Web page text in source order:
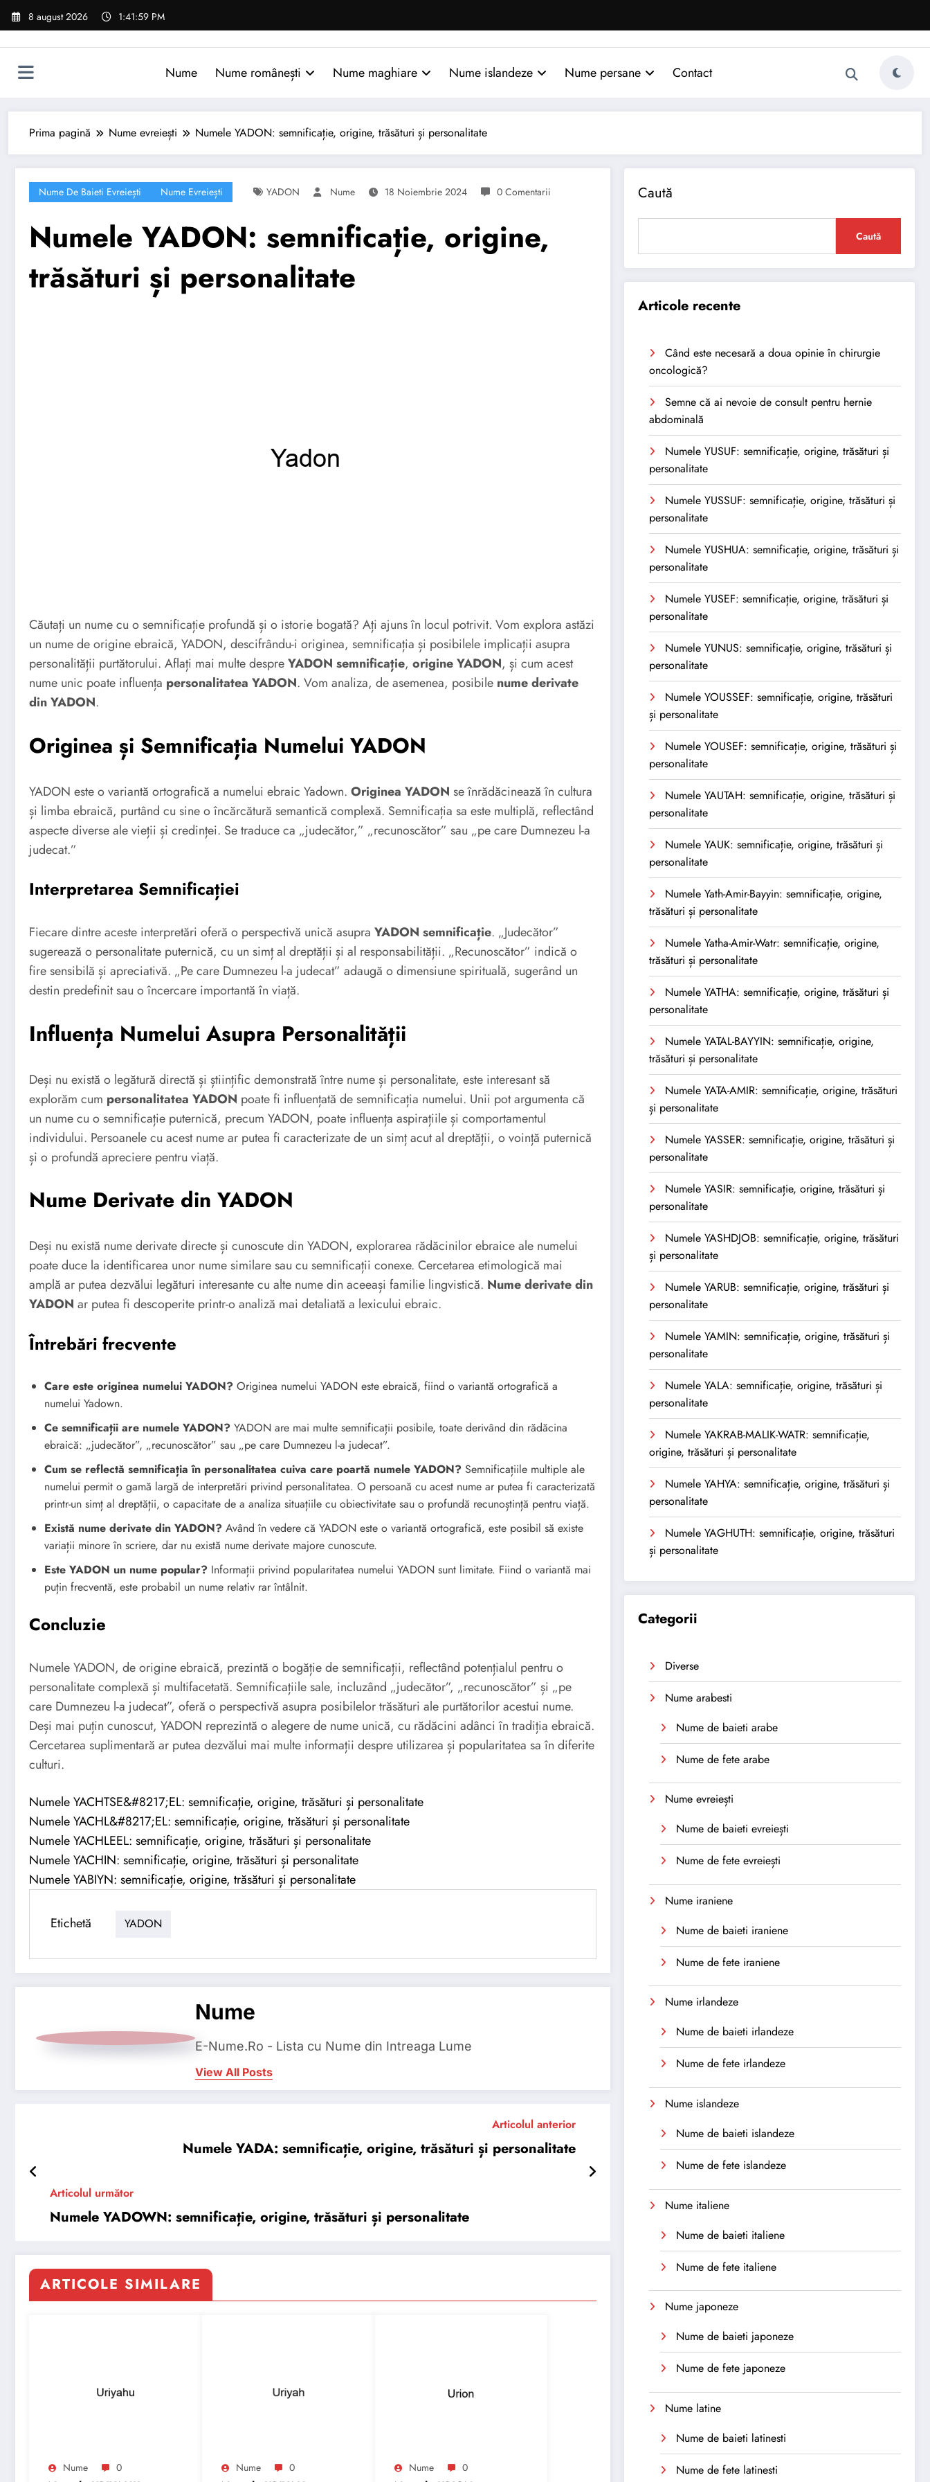
Sari
8 august 2026 1:42:00 PM
Nume Nume românești Nume maghiare Nume islandeze Nume persane Contact
Prima pagină Nume evreiești Numele YADON: semnificație, origine, trăsături și personalitate
Nume De Baieti Evreiești Nume Evreiești YADON Nume 18 Noiembrie 2024 0 Comentarii
Numele YADON: semnificație, origine,
trăsături și personalitate
Căutați un nume cu o semnificație profundă și o istorie bogată? Ați ajuns în locul potrivit. Vom explora astăzi
un nume de origine ebraică, YADON, descifrându-i originea, semnificația și posibilele implicații asupra
personalității purtătorului. Aflați mai multe despreYADON semnificație, origine YADON, și cum acest
nume unic poate influența personalitatea YADON. Vom analiza, de asemenea, posibile nume derivate
din YADON.
Originea și Semnificația Numelui YADON
YADON este o variantă ortografică a numelui ebraic Yadown. Originea YADON se înrădăcinează în cultura
și limba ebraică, purtând cu sine o încărcătură semantică complexă. Semnificația sa este multiplă, reflectând
aspecte diverse ale vieții și credinței. Se traduce ca „judecător,” „recunoscător” sau „pe care Dumnezeu l-a
judecat.”
Interpretarea Semnificației
Fiecare dintre aceste interpretări oferă o perspectivă unică asupra YADON semnificație. „Judecător”
sugerează o personalitate puternică, cu un simț al dreptății și al responsabilității. „Recunoscător” indică o
fire sensibilă și apreciativă. „Pe care Dumnezeu l-a judecat” adaugă o dimensiune spirituală, sugerând un
destin predefinit sau o încercare importantă în viață.
Influența Numelui Asupra Personalității
Deși nu există o legătură directă și științific demonstrată între nume și personalitate, este interesant să
explorăm cum personalitatea YADON poate fi influențată de semnificația numelui. Unii pot argumenta că
un nume cu o semnificație puternică, precum YADON, poate influența aspirațiile și comportamentul
individului. Persoanele cu acest nume ar putea fi caracterizate de un simț acut al dreptății, o voință puternică
și o profundă apreciere pentru viață.
Nume Derivate din YADON
Deși nu există nume derivate directe și cunoscute din YADON, explorarea rădăcinilor ebraice ale numelui
poate duce la identificarea unor nume similare sau cu semnificații conexe. Cercetarea etimologică mai
amplă ar putea dezvălui legături interesante cu alte nume din aceeași familie lingvistică. Nume derivate din
YADON ar putea fi descoperite printr-o analiză mai detaliată a lexicului ebraic.
Întrebări frecvente
Care este originea numelui YADON? Originea numelui YADON este ebraică, fiind o variantă ortografică a
numelui Yadown.
Ce semnificații are numele YADON? YADON are mai multe semnificații posibile, toate derivând din rădăcina
ebraică: „judecător”, „recunoscător” sau „pe care Dumnezeu l-a judecat”.
Cum se reflectă semnificația în personalitatea cuiva care poartă numele YADON? Semnificațiile multiple ale
numelui permit o gamă largă de interpretări privind personalitatea. O persoană cu acest nume ar putea fi caracterizată
printr-un simț al dreptății, o capacitate de a analiza situațiile cu obiectivitate sau o profundă recunoștință pentru viață.
Există nume derivate din YADON? Având în vedere că YADON este o variantă ortografică, este posibil să existe
variații minore în scriere, dar nu există nume derivate majore cunoscute.
Este YADON un nume popular? Informații privind popularitatea numelui YADON sunt limitate. Fiind o variantă mai
puțin frecventă, este probabil un nume relativ rar întâlnit.
Concluzie
Numele YADON, de origine ebraică, prezintă o bogăție de semnificații, reflectând potențialul pentru o
personalitate complexă și multifacetată. Semnificațiile sale, incluzând „judecător”, „recunoscător” și „pe
care Dumnezeu l-a judecat”, oferă o perspectivă asupra posibilelor trăsături ale purtătorilor acestui nume.
Deși mai puțin cunoscut, YADON reprezintă o alegere de nume unică, cu rădăcini adânci în tradiția ebraică.
Cercetarea suplimentară ar putea dezvălui mai multe informații despre utilizarea și popularitatea sa în diferite
culturi.
Numele YACHTSE&#8217;EL: semnificație, origine, trăsături și personalitate
Numele YACHL&#8217;EL: semnificație, origine, trăsături și personalitate
Numele YACHLEEL: semnificație, origine, trăsături și personalitate
Numele YACHIN: semnificație, origine, trăsături și personalitate
Numele YABIYN: semnificație, origine, trăsături și personalitate
Etichetă YADON
Nume
E-Nume.Ro - Lista cu Nume din Intreaga Lume
View All Posts
Articolul anterior
Numele YADA: semnificație, origine, trăsături și personalitate
Articolul următor
Numele YADOWN: semnificație, origine, trăsături și personalitate
ARTICOLE SIMILARE
Nume 0 Nume 0 Nume 0
Caută
Caută
Articole recente
Când este necesară a doua opinie în chirurgie
oncologică?
Semne că ai nevoie de consult pentru hernie
abdominală
Numele YUSUF: semnificație, origine, trăsături și
personalitate
Numele YUSSUF: semnificație, origine, trăsături și
personalitate
Numele YUSHUA: semnificație, origine, trăsături și
personalitate
Numele YUSEF: semnificație, origine, trăsături și
personalitate
Numele YUNUS: semnificație, origine, trăsături și
personalitate
Numele YOUSSEF: semnificație, origine, trăsături
și personalitate
Numele YOUSEF: semnificație, origine, trăsături și
personalitate
Numele YAUTAH: semnificație, origine, trăsături și
personalitate
Numele YAUK: semnificație, origine, trăsături și
personalitate
Numele Yath-Amir-Bayyin: semnificație, origine,
trăsături și personalitate
Numele Yatha-Amir-Watr: semnificație, origine,
trăsături și personalitate
Numele YATHA: semnificație, origine, trăsături și
personalitate
Numele YATAL-BAYYIN: semnificație, origine,
trăsături și personalitate
Numele YATA-AMIR: semnificație, origine, trăsături
și personalitate
Numele YASSER: semnificație, origine, trăsături și
personalitate
Numele YASIR: semnificație, origine, trăsături și
personalitate
Numele YASHDJOB: semnificație, origine, trăsături
și personalitate
Numele YARUB: semnificație, origine, trăsături și
personalitate
Numele YAMIN: semnificație, origine, trăsături și
personalitate
Numele YALA: semnificație, origine, trăsături și
personalitate
Numele YAKRAB-MALIK-WATR: semnificație,
origine, trăsături și personalitate
Numele YAHYA: semnificație, origine, trăsături și
personalitate
Numele YAGHUTH: semnificație, origine, trăsături
și personalitate
Categorii
Diverse
Nume arabesti
Nume de baieti arabe
Nume de fete arabe
Nume evreiești
Nume de baieti evreiești
Nume de fete evreiești
Nume iraniene
Nume de baieti iraniene
Nume de fete iraniene
Nume irlandeze
Nume de baieti irlandeze
Nume de fete irlandeze
Nume islandeze
Nume de baieti islandeze
Nume de fete islandeze
Nume italiene
Nume de baieti italiene
Nume de fete italiene
Nume japoneze
Nume de baieti japoneze
Nume de fete japoneze
Nume latine
Nume de baieti latinesti
Nume de fete latinesti